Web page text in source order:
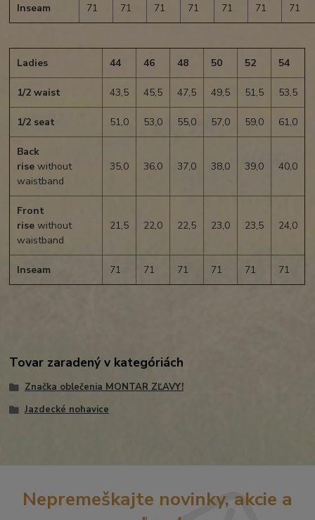
Inseam 71 71 71 71 71 71 71
Ladies 44 46 48 50 52 54
1/2 waist 43,5 45,5 47,5 49,5 51,5 53,5
1/2 seat 51,0 53,0 55,0 57,0 59,0 61,0
Back
rise without
waistband
35,0 36,0 37,0 38,0 39,0 40,0
Front
rise without
waistband
21,5 22,0 22,5 23,0 23,5 24,0
Inseam 71 71 71 71 71 71
Tovar zaradený v kategóriách
Značka oblečenia MONTAR ZĽAVY!
Jazdecké nohavice
Nepremeškajte novinky, akcie a